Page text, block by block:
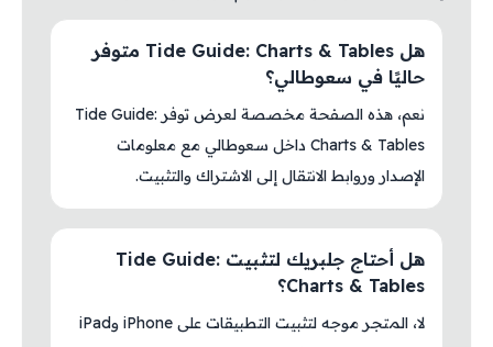
هل Tide Guide: Charts & Tables متوفر
حاليًا في سعوطالي؟
نعم، هذه الصفحة مخصصة لعرض توفر Tide Guide:
Charts & Tables داخل سعوطالي مع معلومات
الإصدار وروابط الانتقال إلى الاشتراك والتثبيت.
هل أحتاج جلبريك لتثبيت Tide Guide:
Charts & Tables؟
لا، المتجر موجه لتثبيت التطبيقات على iPhone وiPad